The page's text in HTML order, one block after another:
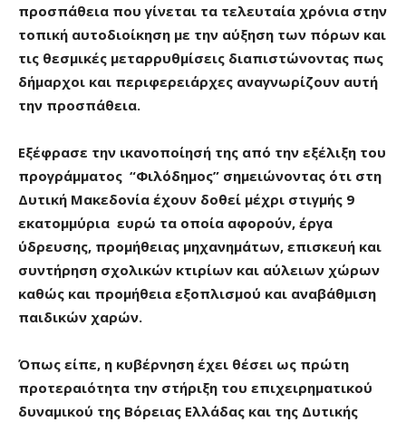
προσπάθεια που γίνεται τα τελευταία χρόνια στην
τοπική αυτοδιοίκηση με την αύξηση των πόρων και
τις θεσμικές μεταρρυθμίσεις διαπιστώνοντας πως
δήμαρχοι και περιφερειάρχες αναγνωρίζουν αυτή
την προσπάθεια.
Εξέφρασε την ικανοποίησή της από την εξέλιξη του
προγράμματος “Φιλόδημος” σημειώνοντας ότι στη
Δυτική Μακεδονία έχουν δοθεί μέχρι στιγμής 9
εκατομμύρια ευρώ τα οποία αφορούν, έργα
ύδρευσης, προμήθειας μηχανημάτων, επισκευή και
συντήρηση σχολικών κτιρίων και αύλειων χώρων
καθώς και προμήθεια εξοπλισμού και αναβάθμιση
παιδικών χαρών.
Όπως είπε, η κυβέρνηση έχει θέσει ως πρώτη
προτεραιότητα την στήριξη του επιχειρηματικού
δυναμικού της Βόρειας Ελλάδας και της Δυτικής